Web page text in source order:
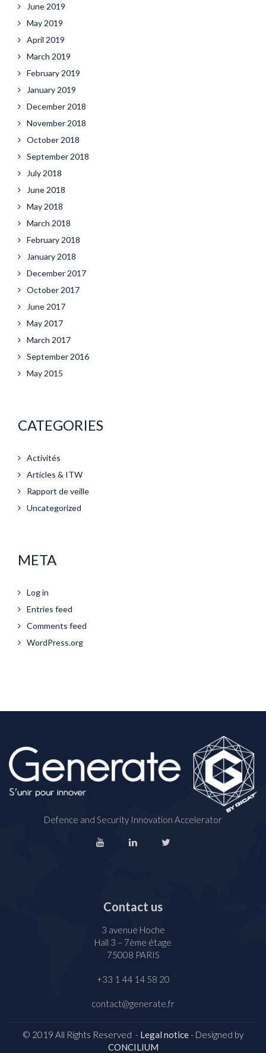
June 2019
May 2019
April 2019
March 2019
February 2019
January 2019
December 2018
November 2018
October 2018
September 2018
July 2018
June 2018
May 2018
March 2018
February 2018
January 2018
December 2017
October 2017
June 2017
May 2017
March 2017
September 2016
May 2015
CATEGORIES
Activités
Articles & ITW
Rapport de veille
Uncategorized
META
Log in
Entries feed
Comments feed
WordPress.org
Defence and Security Innovation Accelerator
Contact us
3 avenue Hoche
Hall 3 – 7ème étage
75008 PARIS
+33 1 44 14 58 20
contact@generate.fr
© 2019 All Rights Reserved - Legal notice- Designed by
CONCILIUM